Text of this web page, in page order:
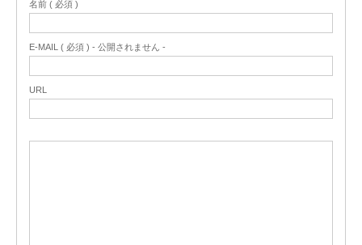
名前 ( 必須 )
E-MAIL ( 必須 ) - 公開されません -
URL